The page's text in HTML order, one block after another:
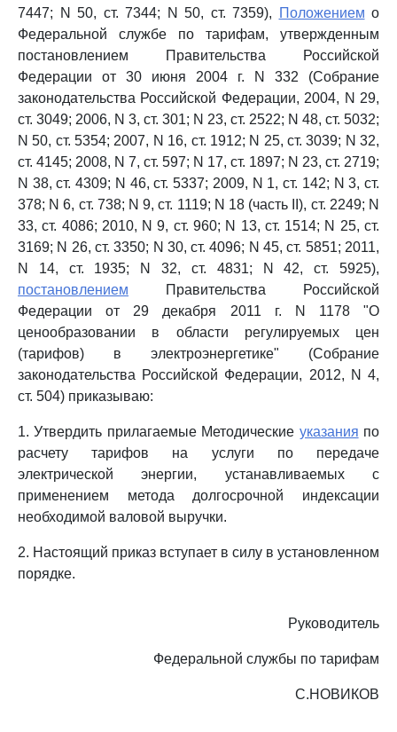
7447; N 50, ст. 7344; N 50, ст. 7359),
Положением о
Федеральной службе по тарифам, утвержденным
постановлением Правительства Российской
Федерации от 30 июня 2004 г. N 332 (Собрание
законодательства Российской Федерации, 2004, N 29,
ст. 3049; 2006, N 3, ст. 301; N 23, ст. 2522; N 48, ст. 5032;
N 50, ст. 5354; 2007, N 16, ст. 1912; N 25, ст. 3039; N 32,
ст. 4145; 2008, N 7, ст. 597; N 17, ст. 1897; N 23, ст. 2719;
N 38, ст. 4309; N 46, ст. 5337; 2009, N 1, ст. 142; N 3, ст.
378; N 6, ст. 738; N 9, ст. 1119; N 18 (часть II), ст. 2249; N
33, ст. 4086; 2010, N 9, ст. 960; N 13, ст. 1514; N 25, ст.
3169; N 26, ст. 3350; N 30, ст. 4096; N 45, ст. 5851; 2011,
N 14, ст. 1935; N 32, ст. 4831; N 42, ст. 5925),
постановлением Правительства Российской
Федерации от 29 декабря 2011 г. N 1178 "О
ценообразовании в области регулируемых цен
(тарифов) в электроэнергетике" (Собрание
законодательства Российской Федерации, 2012, N 4,
ст. 504) приказываю:
1. Утвердить прилагаемые Методические указания по
расчету тарифов на услуги по передаче
электрической энергии, устанавливаемых с
применением метода долгосрочной индексации
необходимой валовой выручки.
2. Настоящий приказ вступает в силу в установленном
порядке.
Руководитель
Федеральной службы по тарифам
С.НОВИКОВ